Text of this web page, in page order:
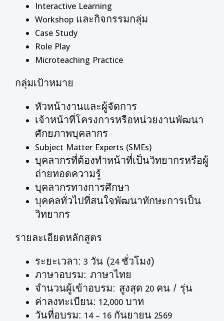
Interactive Learning
Workshop และกิจกรรมกลุ่ม
Case Study
Role Play
Microteaching Practice
กลุ่มเป้าหมาย
หัวหน้างานและผู้จัดการ
เจ้าหน้าที่โครงการหรือหน่วยงานพัฒนา
ศักยภาพบุคลากร
Subject Matter Experts (SMEs)
บุคลากรที่ต้องทำหน้าที่เป็นวิทยากรหรือผู้
ถ่ายทอดความรู้
บุคลากรทางการศึกษา
บุคคลทั่วไปที่สนใจพัฒนาทักษะการเป็น
วิทยากร
รายละเอียดหลักสูตร
ระยะเวลา: 3 วัน (24 ชั่วโมง)
ภาษาอบรม: ภาษาไทย
จำนวนผู้เข้าอบรม: สูงสุด 20 คน / รุ่น
ค่าลงทะเบียน: 12,000 บาท
วันที่อบรม: 14 – 16 กันยายน 2569